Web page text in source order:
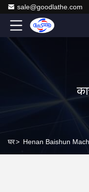
sale@goodlathe.com
घर> Henan Baishun